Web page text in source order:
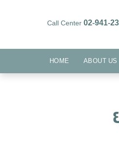
Call Center02-941-
HOME ABOUT US